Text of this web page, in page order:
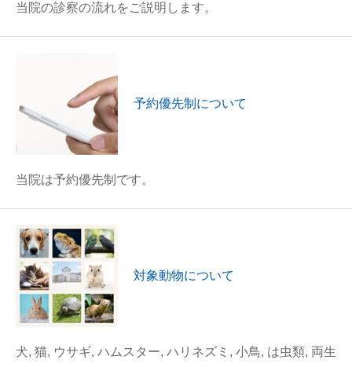
当院の診察の流れをご説明します。
予約優先制について
当院は予約優先制です。
対象動物について
犬, 猫, ウサギ, ハムスター, ハリネズミ, 小鳥, は虫類, 両生